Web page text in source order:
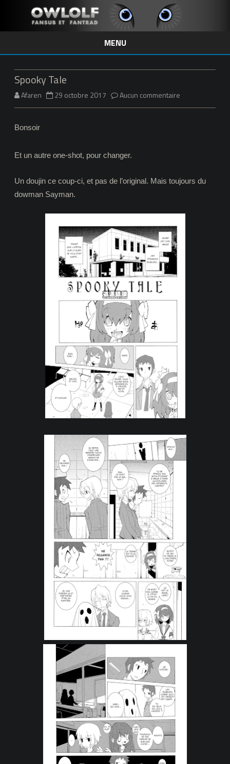
MENU
Skip
to
Spooky Tale
Afaren 29 octobre 2017 Aucun commentaire
Bonsoir
Et un autre one-shot, pour changer.
Un doujin ce coup-ci, et pas de l’original. Mais toujours du
dowman Sayman.